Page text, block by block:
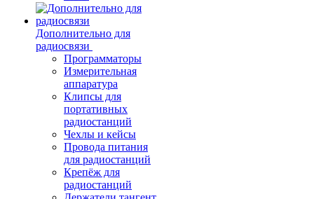
Дополнительно для
радиосвязи
Программаторы
Измерительная
аппаратура
Клипсы для
портативных
радиостанций
Чехлы и кейсы
Провода питания
для радиостанций
Крепёж для
радиостанций